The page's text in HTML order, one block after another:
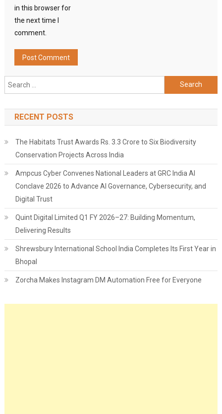
in this browser for
the next time I
comment.
Search
for:
RECENT POSTS
The Habitats Trust Awards Rs. 3.3 Crore to Six Biodiversity
Conservation Projects Across India
Ampcus Cyber Convenes National Leaders at GRC India AI
Conclave 2026 to Advance AI Governance, Cybersecurity, and
Digital Trust
Quint Digital Limited Q1 FY 2026–27: Building Momentum,
Delivering Results
Shrewsbury International School India Completes Its First Year in
Bhopal
Zorcha Makes Instagram DM Automation Free for Everyone